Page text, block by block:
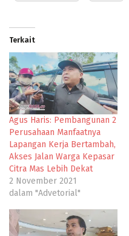
Terkait
Agus Haris: Pembangunan 2
Perusahaan Manfaatnya
Lapangan Kerja Bertambah,
Akses Jalan Warga Kepasar
Citra Mas Lebih Dekat
2 November 2021
dalam "Advetorial"